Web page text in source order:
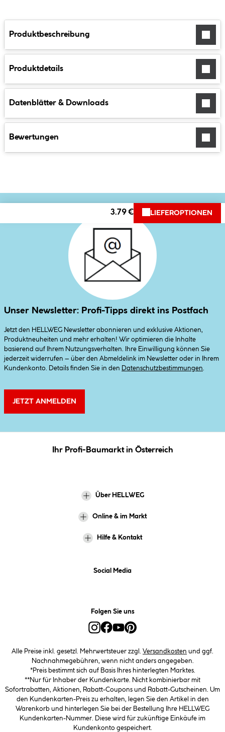
Produktbeschreibung
Produktdetails
Datenblätter & Downloads
Bewertungen
3.79 € LIEFEROPTIONEN
Unser Newsletter: Profi-Tipps direkt ins Postfach
Jetzt den HELLWEG Newsletter abonnieren und exklusive Aktionen,
Produktneuheiten und mehr erhalten! Wir optimieren die Inhalte
basierend auf Ihrem Nutzungsverhalten. Ihre Einwilligung können Sie
jederzeit widerrufen – über den Abmeldelink im Newsletter oder in Ihrem
Kundenkonto. Details finden Sie in den
Datenschutzbestimmungen
JETZT ANMELDEN
Ihr Profi-Baumarkt in Österreich
Über HELLWEG
Online & im Markt
Hilfe & Kontakt
Social Media
Folgen Sie uns
Alle Preise inkl. gesetzl. Mehrwertsteuer zzgl. Versandkosten und ggf.
Nachnahmegebühren, wenn nicht anders angegeben.
*Preis bestimmt sich auf Basis Ihres hinterlegten Marktes.
**Nur für Inhaber der Kundenkarte. Nicht kombinierbar mit
Sofortrabatten, Aktionen, Rabatt-Coupons und Rabatt-Gutscheinen. Um
den Kundenkarten-Preis zu erhalten, legen Sie den Artikel in den
Warenkorb und hinterlegen Sie bei der Bestellung Ihre HELLWEG
Kundenkarten-Nummer. Diese wird für zukünftige Einkäufe im
Kundenkonto gespeichert.